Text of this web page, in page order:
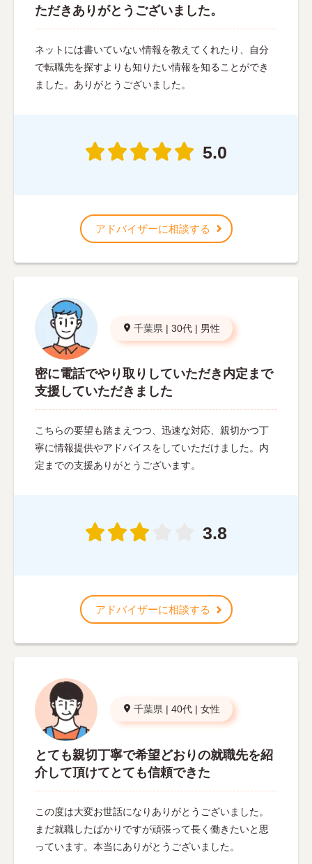
ただきありがとうございました。
ネットには書いていない情報を教えてくれたり、自分
で転職先を探すよりも知りたい情報を知ることができ
ました。ありがとうございました。
5.0
アドバイザーに相談する
千葉県 | 30代 | 男性
密に電話でやり取りしていただき内定まで
支援していただきました
こちらの要望も踏まえつつ、迅速な対応、親切かつ丁
寧に情報提供やアドバイスをしていただけました。内
定までの支援ありがとうございます。
3.8
アドバイザーに相談する
千葉県 | 40代 | 女性
とても親切丁寧で希望どおりの就職先を紹
介して頂けてとても信頼できた
この度は大変お世話になりありがとうございました。
まだ就職したばかりですが頑張って長く働きたいと思
っています。本当にありがとうございました。